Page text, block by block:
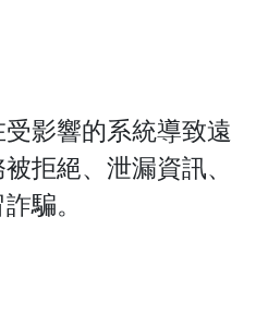
影響的系統導致遠
拒絕、泄漏資訊、
騙。